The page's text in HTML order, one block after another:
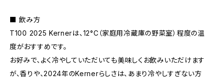
■ 飲み方
T100 2025 Kernerは、12°C（家庭用冷蔵庫の野菜室）程度の温
度がおすすめです。
お好みで、よく冷やしていただいても美味しくお飲みいただけます
が、香りや、2024年のKernerらしさは、あまり冷やしすぎない方